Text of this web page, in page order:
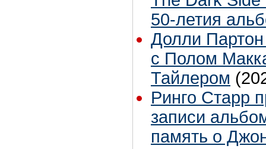
50-летия
Долли
с Полом
Тайлером
Ринго Старр
записи
память о